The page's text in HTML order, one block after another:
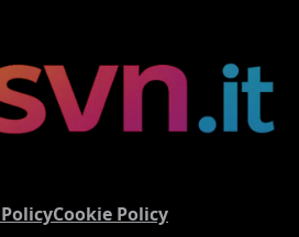
Cookie Policy